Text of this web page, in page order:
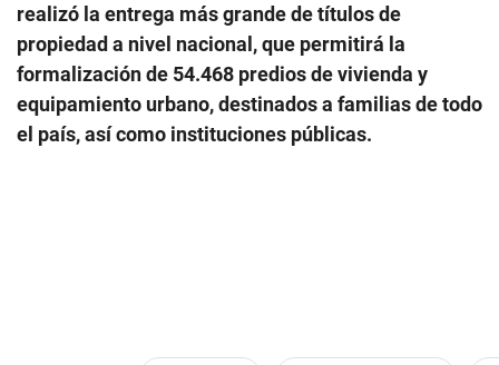
realizó la entrega más grande de títulos de
propiedad a nivel nacional, que permitirá la
formalización de 54.468 predios de vivienda y
equipamiento urbano, destinados a familias de todo
el país, así como instituciones públicas.